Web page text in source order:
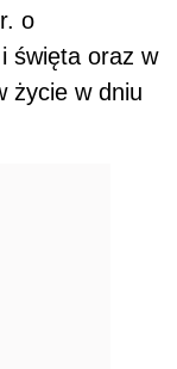
o
święta oraz w
życie w dniu